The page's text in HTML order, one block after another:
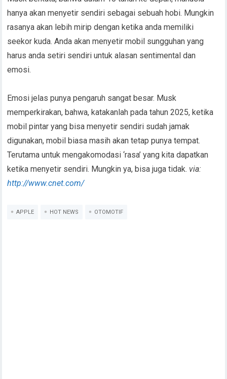
hanya akan menyetir sendiri sebagai sebuah hobi. Mungkin
rasanya akan lebih mirip dengan ketika anda memiliki
seekor kuda. Anda akan menyetir mobil sungguhan yang
harus anda setiri sendiri untuk alasan sentimental dan
emosi.
Emosi jelas punya pengaruh sangat besar. Musk
memperkirakan, bahwa, katakanlah pada tahun 2025, ketika
mobil pintar yang bisa menyetir sendiri sudah jamak
digunakan, mobil biasa masih akan tetap punya tempat.
Terutama untuk mengakomodasi ‘rasa’ yang kita dapatkan
ketika menyetir sendiri. Mungkin ya, bisa juga tidak. via:
http://www.cnet.com/
APPLE HOT NEWS OTOMOTIF